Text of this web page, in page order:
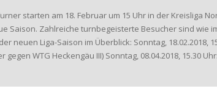
starten am 18. Februar um 15 Uhr in der Kreisliga
Saison. Zahlreiche turnbegeisterte Besucher sind wie
neuen Liga-Saison im Überblick: Sonntag, 18.02.2018,
gegen WTG Heckengäu III) Sonntag, 08.04.2018, 15.30